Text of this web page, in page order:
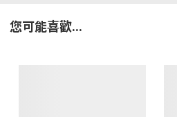
您可能喜歡...